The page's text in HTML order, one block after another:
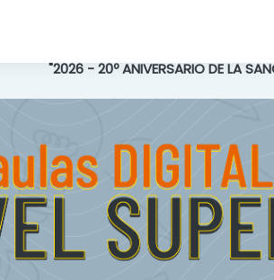
"2026 - 20º ANIVERSARIO DE LA